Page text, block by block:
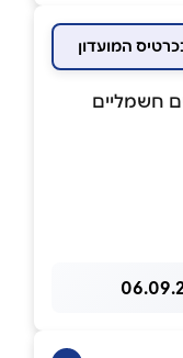
חשמליים